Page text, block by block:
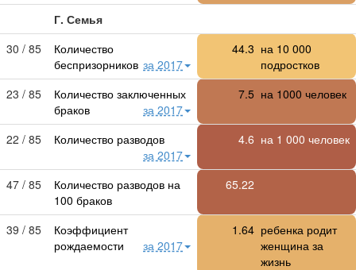
Г. Семья
30 / 85
Количество
беспризорников за 2017
44.3 на 10 000
подростков
23 / 85
Количество заключенных
браков
за 2017
7.5 на 1000 человек
22 / 85
Количество разводов
за 2017
4.6 на 1 000 человек
47 / 85
Количество разводов на
100 браков
65.22
39 / 85
Коэффициент
рождаемости
за 2017
1.64 ребенка родит
женщина за
жизнь